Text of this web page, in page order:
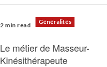
2 min read Généralités
Le métier de Masseur-
Kinésithérapeute